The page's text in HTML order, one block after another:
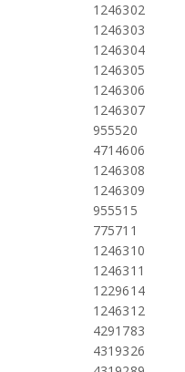
1246302
1246303
1246304
1246305
1246306
1246307
955520
4714606
1246308
1246309
955515
775711
1246310
1246311
1229614
1246312
4291783
4319326